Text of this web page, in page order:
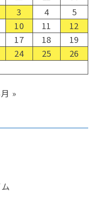
3 4
5
10 11
12
17 18
19
24 25
26
»